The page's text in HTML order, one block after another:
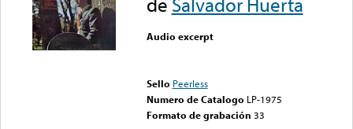
Audio excerpt
Sello Peerless
Numero de Catalogo LP-1975
Formato de grabación 33